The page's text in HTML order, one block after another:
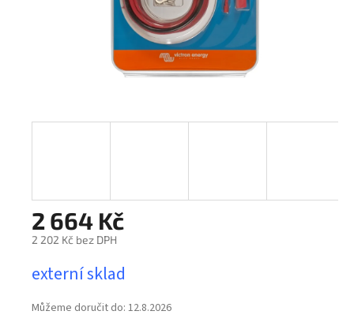
2 664 Kč
2 202 Kč bez DPH
cena:
externí sklad
Můžeme doručit do: 12.8.2026